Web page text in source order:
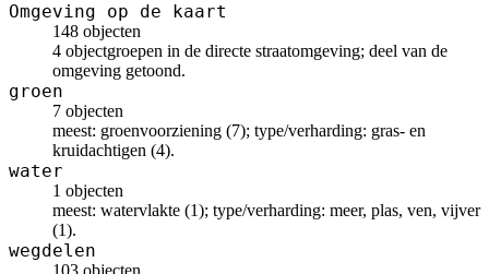
Omgeving op de kaart
148 objecten
4 objectgroepen in de directe straatomgeving; deel van de
omgeving getoond.
groen
7 objecten
meest: groenvoorziening (7); type/verharding: gras- en
kruidachtigen (4).
water
1 objecten
meest: watervlakte (1); type/verharding: meer, plas, ven, vijver
(1).
wegdelen
103 objecten